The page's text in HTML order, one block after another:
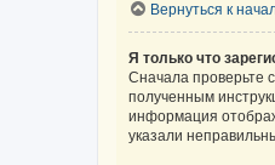
Вернуться к
Я только что
Сначала проверьте
полученным
информация
указали